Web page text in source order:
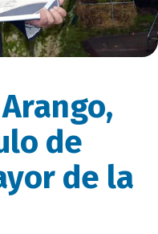
de
de la